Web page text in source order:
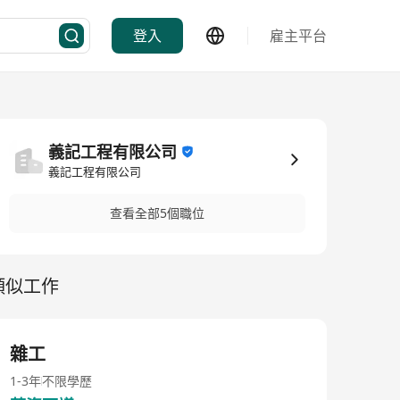
登入 雇主平台
義記工程有限公司
義記工程有限公司
查看全部5個職位
似工作
雜工
1-3年不限學歷